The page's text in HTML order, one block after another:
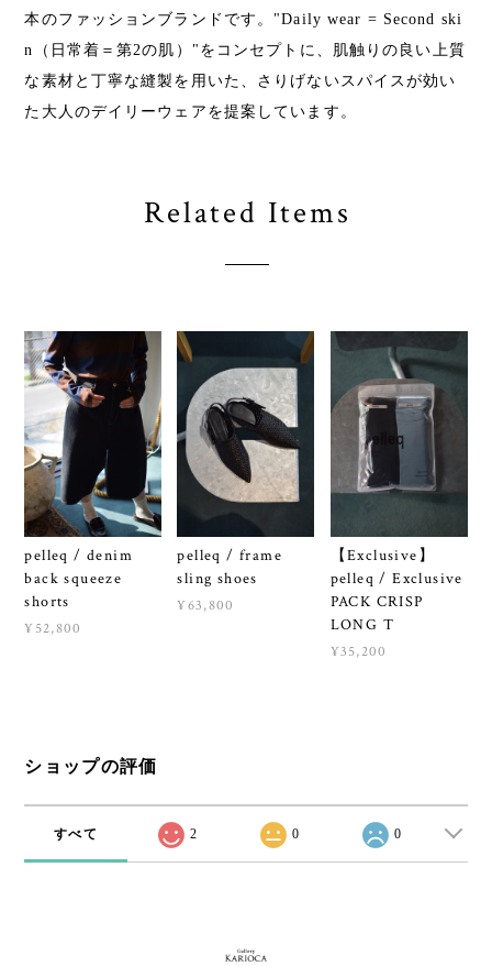
本のファッションブランドです。"Daily wear = Second ski
n（日常着＝第2の肌）"をコンセプトに、肌触りの良い上質
な素材と丁寧な縫製を用いた、さりげないスパイスが効い
た大人のデイリーウェアを提案しています。
Related Items
pelleq / denim
back squeeze
shorts
¥52,800
pelleq / frame
sling shoes
¥63,800
【Exclusive】
pelleq / Exclusive
PACK CRISP
LONG T
¥35,200
ショップの評価
すべて 2 0 0